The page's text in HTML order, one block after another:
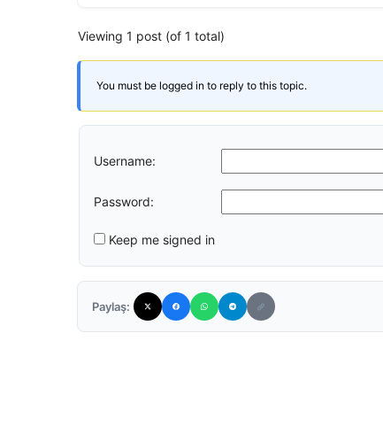
Viewing 1 post (of 1 total)
You must be logged in to reply to this topic.
Username:
Password:
Keep me signed in
Paylaş: